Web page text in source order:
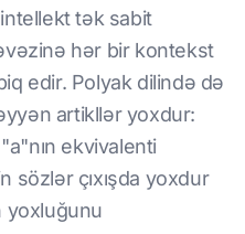
tək sabit
hər bir kontekst
edir. Polyak dilində də
artikllər yoxdur:
ekvivalenti
sözlər çıxışda yoxdur
yoxluğunu